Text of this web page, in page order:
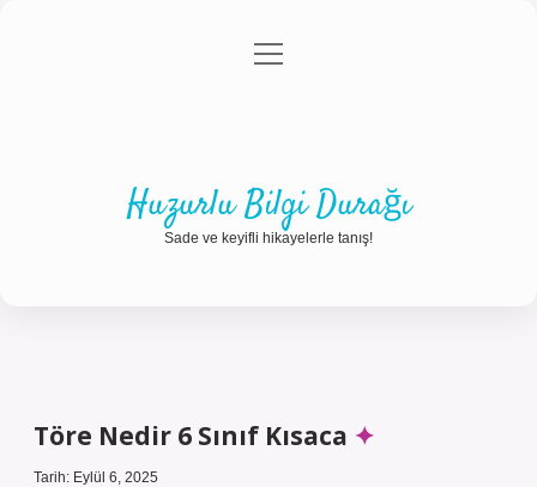
Gizlilik Politikası
menüyü
Huzurlu Bilgi Durağı
Sade ve keyifli hikayelerle tanış!
Töre Nedir 6 Sınıf Kısaca
Tarih: Eylül 6, 2025